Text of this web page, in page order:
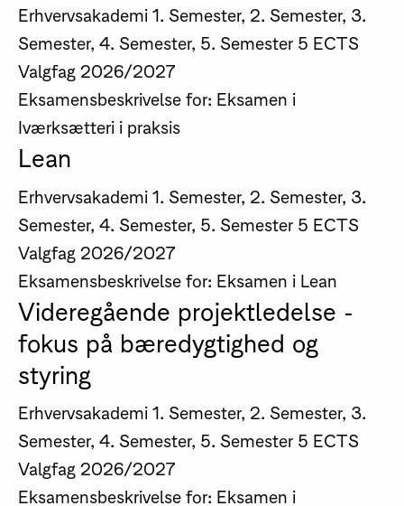
Erhvervsakademi 1. Semester, 2. Semester, 3.
Semester, 4. Semester, 5. Semester 5 ECTS
Valgfag 2026/2027
Eksamensbeskrivelse for: Eksamen i
Iværksætteri i praksis
Lean
Erhvervsakademi 1. Semester, 2. Semester, 3.
Semester, 4. Semester, 5. Semester 5 ECTS
Valgfag 2026/2027
Eksamensbeskrivelse for: Eksamen i Lean
Videregående projektledelse -
fokus på bæredygtighed og
styring
Erhvervsakademi 1. Semester, 2. Semester, 3.
Semester, 4. Semester, 5. Semester 5 ECTS
Valgfag 2026/2027
Eksamensbeskrivelse for: Eksamen i